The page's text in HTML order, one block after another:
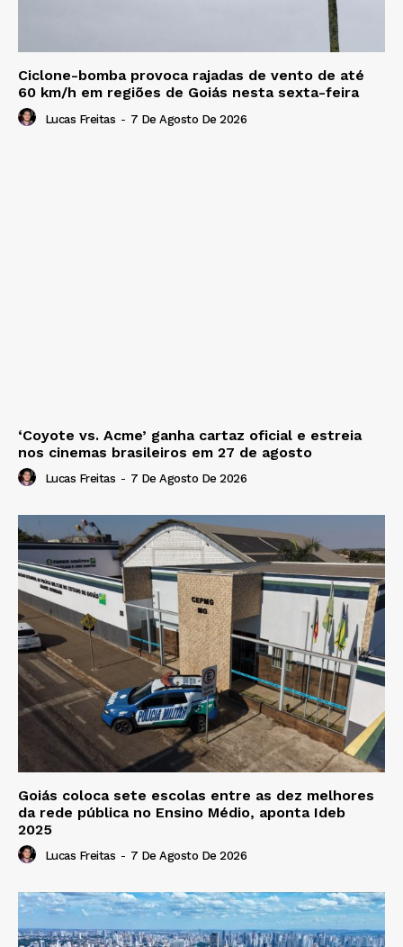
Ciclone-bomba provoca rajadas de vento de até
60 km/h em regiões de Goiás nesta sexta-feira
Lucas Freitas - 7 De Agosto De 2026
‘Coyote vs. Acme’ ganha cartaz oficial e estreia
nos cinemas brasileiros em 27 de agosto
Lucas Freitas - 7 De Agosto De 2026
Goiás coloca sete escolas entre as dez melhores
da rede pública no Ensino Médio, aponta Ideb
2025
Lucas Freitas - 7 De Agosto De 2026